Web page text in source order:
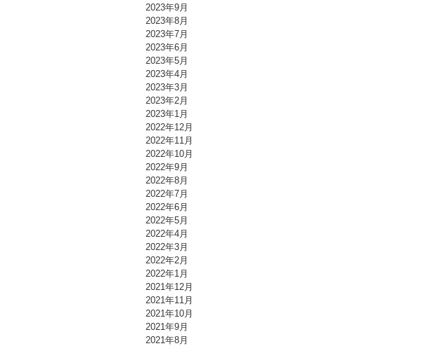
2023年9月
2023年8月
2023年7月
2023年6月
2023年5月
2023年4月
2023年3月
2023年2月
2023年1月
2022年12月
2022年11月
2022年10月
2022年9月
2022年8月
2022年7月
2022年6月
2022年5月
2022年4月
2022年3月
2022年2月
2022年1月
2021年12月
2021年11月
2021年10月
2021年9月
2021年8月